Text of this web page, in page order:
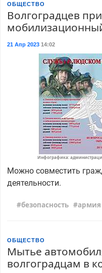
ОБЩЕСТВО
Волгоградцев
21 Апр 202314:02
Инфографика:
Можно совместить
деятельности.
безопасность армия
ОБЩЕСТВО
Мытье
волгоградцам в